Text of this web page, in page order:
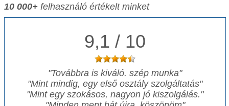
10 000+ felhasználó értékelt minket
9,1 / 10
"Továbbra is kiváló. szép munka"
"Mint mindig, egy első osztály szolgáltatás"
"Mint egy szokásos, nagyon jó kiszolgálás."